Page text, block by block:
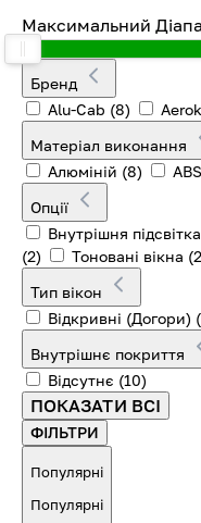
Максимальний
Бренд
Alu-Cab (8)
Матеріал виконання
Алюміній (8)
Опції
Внутрішня підсвітка
(2)
Тоновані вікна
Тип вікон
Відкривні (Догори)
Внутрішнє покриття
Відсутнє (10)
ПОКАЗАТИ ВСІ
ФІЛЬТРИ
Популярні
Популярні